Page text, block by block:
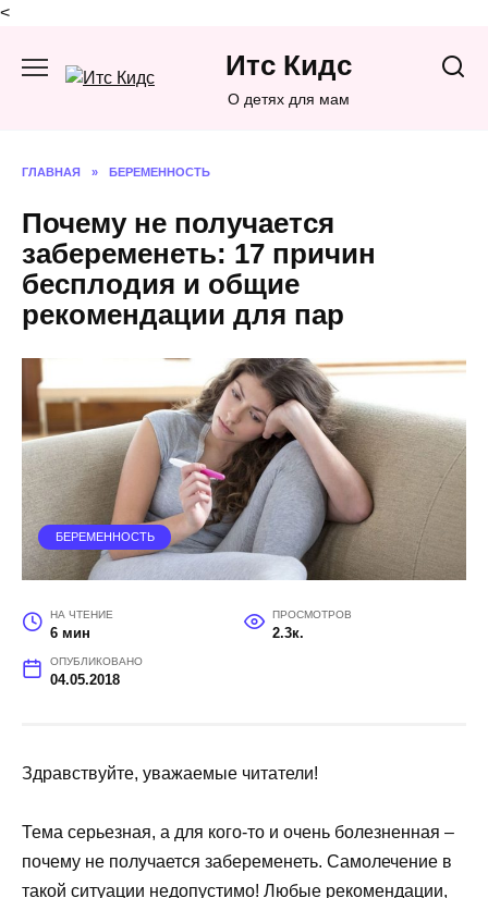
<
содержанию
Итс Кидс
О детях для мам
ГЛАВНАЯ » БЕРЕМЕННОСТЬ
Почему не получается
забеременеть: 17 причин
бесплодия и общие
рекомендации для пар
БЕРЕМЕННОСТЬ
НА ЧТЕНИЕ
6 мин
ПРОСМОТРОВ
2.3к.
ОПУБЛИКОВАНО
04.05.2018
Здравствуйте, уважаемые читатели!
Тема серьезная, а для кого-то и очень болезненная –
почему не получается забеременеть. Самолечение в
такой ситуации недопустимо! Любые рекомендации,